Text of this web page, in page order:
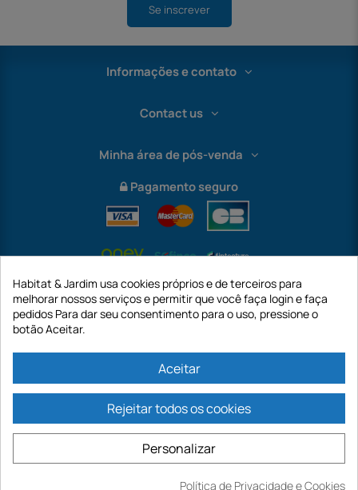
Se inscrever
Informações e contato
Contact us
Minha área de pós-venda
Pagamento seguro
https://www.habitatejardim.pt é um site da empresa GECODIS SA com um
capital de 187.203,29€, 32 Rue de Paradis - PARIS 75010 (FRANÇA). A
GECODIS.SA criada em 11/04/1998 é uma subsidiária da ODAYA ​​​​​​HOLDING com
um capital de 2.750.640,00 EURO.
TODAS AS NOSSAS PROMOÇÕES SÃO VÁLIDAS ENQUANTO ESTOQUE
Habitat & Jardim usa cookies próprios e de terceiros para
melhorar nossos serviços e permitir que você faça login e faça
pedidos Para dar seu consentimento para o uso, pressione o
botão Aceitar.
Aceitar
Rejeitar todos os cookies
Personalizar
Política de Privacidade e Cookies